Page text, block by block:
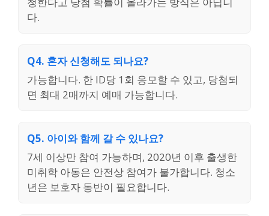
다.
Q4. 혼자 신청해도 되나요?
가능합니다. 한 ID당 1회 응모할 수 있고, 당첨되
면 최대 2매까지 예매 가능합니다.
Q5. 아이와 함께 갈 수 있나요?
7세 이상만 참여 가능하며, 2020년 이후 출생한
미취학 아동은 안전상 참여가 불가합니다. 청소
년은 보호자 동반이 필요합니다.